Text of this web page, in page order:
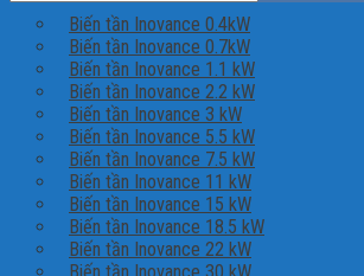
Biến tần Inovance 0.4kW
Biến tần Inovance 0.7kW
Biến tần Inovance 1.1 kW
Biến tần Inovance 2.2 kW
Biến tần Inovance 3 kW
Biến tần Inovance 5.5 kW
Biến tần Inovance 7.5 kW
Biến tần Inovance 11 kW
Biến tần Inovance 15 kW
Biến tần Inovance 18.5 kW
Biến tần Inovance 22 kW